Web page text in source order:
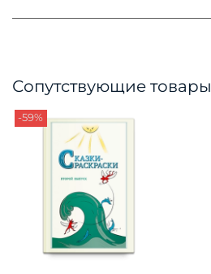
Сопутствующие товары
-59%